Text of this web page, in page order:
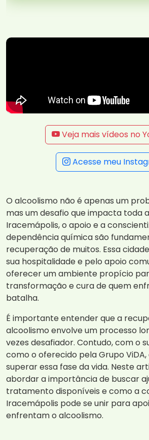
Veja mais vídeos no
Acesse meu
O alcoolismo não é apenas um
mas um desafio que impacta toda
Iracemápolis, o apoio e a
dependência química são
recuperação de muitos. Essa
sua hospitalidade e pelo apoio
oferecer um ambiente propício
transformação e cura de quem
batalha.
É importante entender que a
alcoolismo envolve um processo
vezes desafiador. Contudo, com o
como o oferecido pela Grupo
superar essa fase da vida. Neste
abordar a importância de buscar
tratamento disponíveis e como a
Iracemápolis pode se unir para
enfrentam o alcoolismo.